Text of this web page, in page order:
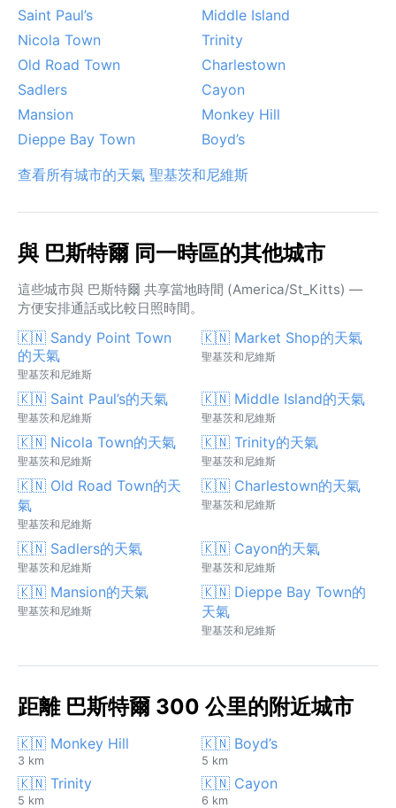
Saint Paul’s
Middle Island
Nicola Town
Trinity
Old Road Town
Charlestown
Sadlers
Cayon
Mansion
Monkey Hill
Dieppe Bay Town
Boyd’s
查看所有城市的天氣 聖基茨和尼維斯
與 巴斯特爾 同一時區的其他城市
這些城市與 巴斯特爾 共享當地時間 (America/St_Kitts) —
方便安排通話或比較日照時間。
🇰🇳 Sandy Point Town
的天氣
聖基茨和尼維斯
🇰🇳 Market Shop的天氣
聖基茨和尼維斯
🇰🇳 Saint Paul’s的天氣
聖基茨和尼維斯
🇰🇳 Middle Island的天氣
聖基茨和尼維斯
🇰🇳 Nicola Town的天氣
聖基茨和尼維斯
🇰🇳 Trinity的天氣
聖基茨和尼維斯
🇰🇳 Old Road Town的天
氣
聖基茨和尼維斯
🇰🇳 Charlestown的天氣
聖基茨和尼維斯
🇰🇳 Sadlers的天氣
聖基茨和尼維斯
🇰🇳 Cayon的天氣
聖基茨和尼維斯
🇰🇳 Mansion的天氣
聖基茨和尼維斯
🇰🇳 Dieppe Bay Town的
天氣
聖基茨和尼維斯
距離 巴斯特爾 300 公里的附近城市
🇰🇳 Monkey Hill
3 km
🇰🇳 Boyd’s
5 km
🇰🇳 Trinity
5 km
🇰🇳 Cayon
6 km